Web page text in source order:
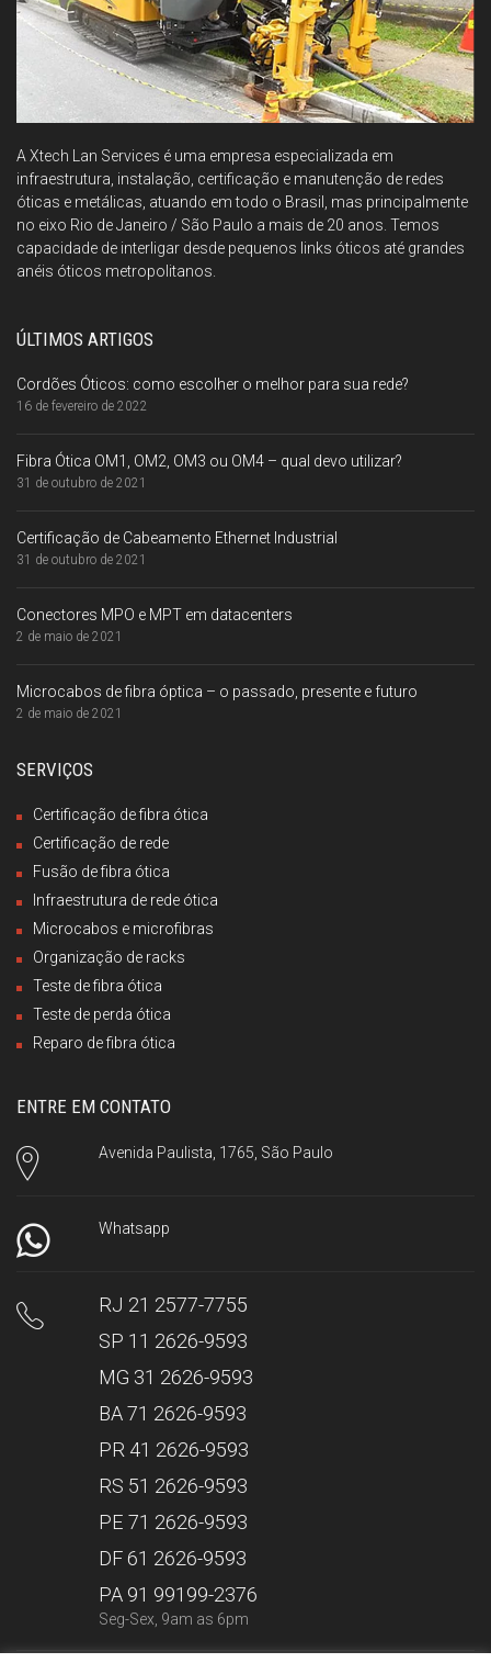
A Xtech Lan Services é uma empresa especializada em
infraestrutura, instalação, certificação e manutenção de redes
óticas e metálicas, atuando em todo o Brasil, mas principalmente
no eixo Rio de Janeiro / São Paulo a mais de 20 anos. Temos
capacidade de interligar desde pequenos links óticos até grandes
anéis óticos metropolitanos.
ÚLTIMOS ARTIGOS
Cordões Óticos: como escolher o melhor para sua rede?
16 de fevereiro de 2022
Fibra Ótica OM1, OM2, OM3 ou OM4 – qual devo utilizar?
31 de outubro de 2021
Certificação de Cabeamento Ethernet Industrial
31 de outubro de 2021
Conectores MPO e MPT em datacenters
2 de maio de 2021
Microcabos de fibra óptica – o passado, presente e futuro
2 de maio de 2021
SERVIÇOS
Certificação de fibra ótica
Certificação de rede
Fusão de fibra ótica
Infraestrutura de rede ótica
Microcabos e microfibras
Organização de racks
Teste de fibra ótica
Teste de perda ótica
Reparo de fibra ótica
ENTRE EM CONTATO
Avenida Paulista, 1765, São Paulo
Whatsapp
RJ 21 2577-7755
SP 11 2626-9593
MG 31 2626-9593
BA 71 2626-9593
PR 41 2626-9593
RS 51 2626-9593
PE 71 2626-9593
DF 61 2626-9593
PA 91 99199-2376
Seg-Sex, 9am as 6pm